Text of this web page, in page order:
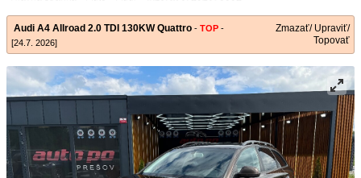
Audi A4 Allroad 2.0 TDI 130KW Quattro - TOP -
[24.7. 2026]
Zmazať/ Upraviť/
Topovať